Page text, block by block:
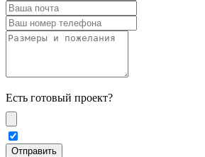
Есть готовый проект?